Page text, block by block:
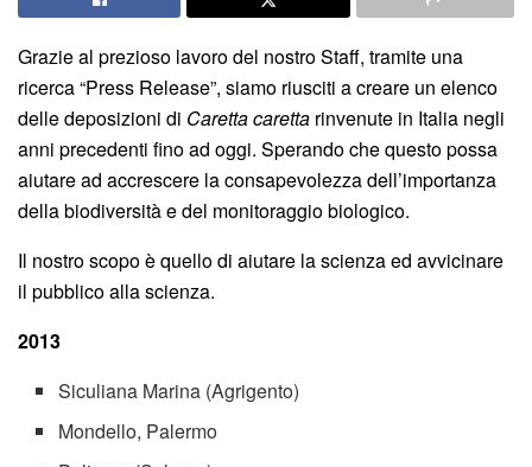
Grazie al prezioso lavoro del nostro Staff, tramite una
ricerca “Press Release”, siamo riusciti a creare un elenco
delle deposizioni di Caretta caretta rinvenute in Italia negli
anni precedenti fino ad oggi. Sperando che questo possa
aiutare ad accrescere la consapevolezza dell’importanza
della biodiversità e del monitoraggio biologico.
Il nostro scopo è quello di aiutare la scienza ed avvicinare
il pubblico alla scienza.
2013
Siculiana Marina (Agrigento)
Mondello, Palermo